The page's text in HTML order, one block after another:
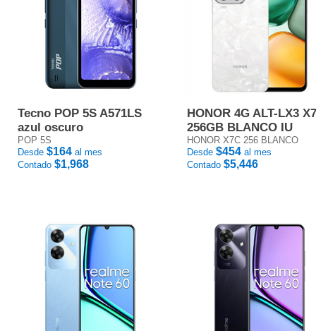
Tecno POP 5S A571LS
azul oscuro
POP 5S
Desde $164 al mes
Contado $1,968
HONOR 4G ALT-LX3
256GB BLANCO IU
HONOR X7C 256 BLANCO
Desde $454 al mes
Contado $5,446